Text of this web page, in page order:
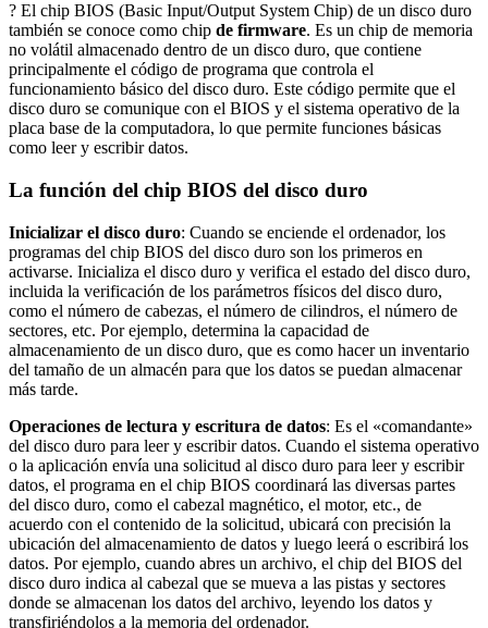
? El chip BIOS (Basic Input/Output System Chip) de un disco duro
también se conoce como chip de firmware. Es un chip de memoria
no volátil almacenado dentro de un disco duro, que contiene
principalmente el código de programa que controla el
funcionamiento básico del disco duro. Este código permite que el
disco duro se comunique con el BIOS y el sistema operativo de la
placa base de la computadora, lo que permite funciones básicas
como leer y escribir datos.
La función del chip BIOS del disco duro
Inicializar el disco duro: Cuando se enciende el ordenador, los
programas del chip BIOS del disco duro son los primeros en
activarse. Inicializa el disco duro y verifica el estado del disco duro,
incluida la verificación de los parámetros físicos del disco duro,
como el número de cabezas, el número de cilindros, el número de
sectores, etc. Por ejemplo, determina la capacidad de
almacenamiento de un disco duro, que es como hacer un inventario
del tamaño de un almacén para que los datos se puedan almacenar
más tarde.
Operaciones de lectura y escritura de datos: Es el «comandante»
del disco duro para leer y escribir datos. Cuando el sistema operativo
o la aplicación envía una solicitud al disco duro para leer y escribir
datos, el programa en el chip BIOS coordinará las diversas partes
del disco duro, como el cabezal magnético, el motor, etc., de
acuerdo con el contenido de la solicitud, ubicará con precisión la
ubicación del almacenamiento de datos y luego leerá o escribirá los
datos. Por ejemplo, cuando abres un archivo, el chip del BIOS del
disco duro indica al cabezal que se mueva a las pistas y sectores
donde se almacenan los datos del archivo, leyendo los datos y
transfiriéndolos a la memoria del ordenador.